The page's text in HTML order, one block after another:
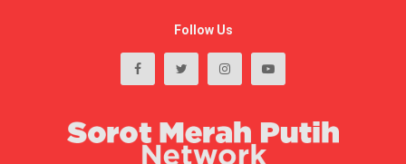
Follow Us